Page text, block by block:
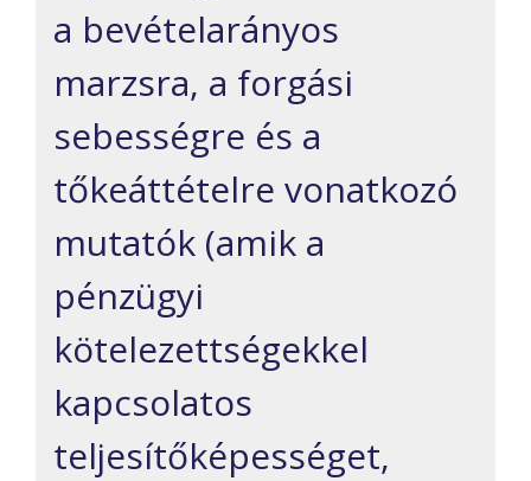
a bevételarányos
marzsra, a forgási
sebességre és a
tőkeáttételre vonatkozó
mutatók (amik a
pénzügyi
kötelezettségekkel
kapcsolatos
teljesítőképességet,